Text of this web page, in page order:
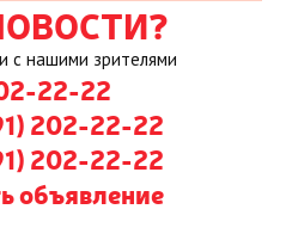
с нашими зрителями
22-22
202-22-22
202-22-22
объявление